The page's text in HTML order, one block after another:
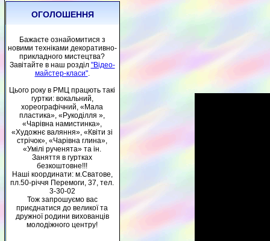
ОГОЛОШЕННЯ
Бажаєте ознайомитися з
новими техніками декоративно-
прикладного мистецтва?
Завітайте в наш розділ "Відео-
майстер-класи".
Цього року в РМЦ працють такі
гуртки: вокальний,
хореографічний, «Мала
пластика», «Рукоділля »,
«Чарівна намистинка»,
«Художнє валяння», «Квіти зі
стрічок», «Чарівна глина»,
«Умілі рученята» та ін.
Заняття в гуртках
безкоштовне!!!
Наші координати: м.Сватове,
пл.50-річчя Перемоги, 37, тел.
3-30-02
Тож запрошуємо вас
приєднатися до великої та
дружної родини вихованців
молодіжного центру!